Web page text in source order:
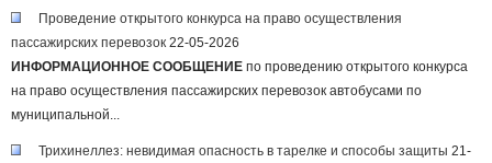
Проведение открытого конкурса на право осуществления
пассажирских перевозок 22-05-2026
ИНФОРМАЦИОННОЕ СООБЩЕНИЕ по проведению открытого конкурса
на право осуществления пассажирских перевозок автобусами по
муниципальной...
Трихинеллез: невидимая опасность в тарелке и способы защиты 21-